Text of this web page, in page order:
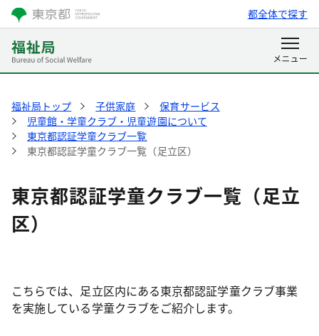
都全体で探す
福祉局トップ 子供家庭
保育サービス
児童館・学童クラブ・児童遊園について
東京都認証学童クラブ一覧
東京都認証学童クラブ一覧（足立区）
東京都認証学童クラブ一覧（足立
区）
こちらでは、足立区内にある東京都認証学童クラブ事業
を実施している学童クラブをご紹介します。